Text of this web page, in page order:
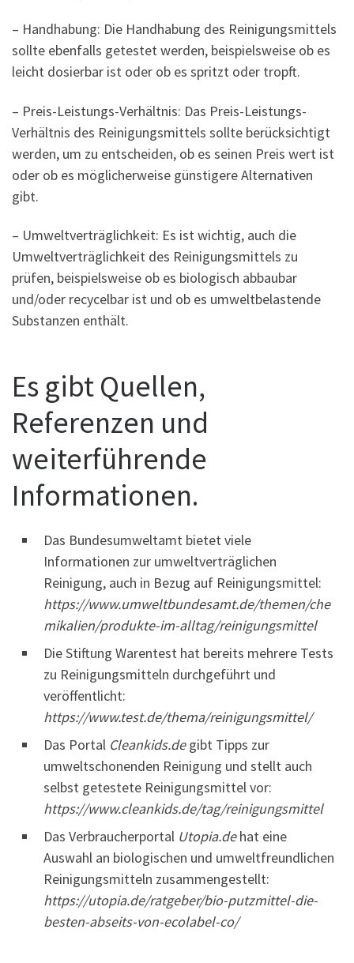
– Handhabung: Die Handhabung des Reinigungsmittels
sollte ebenfalls getestet werden, beispielsweise ob es
leicht dosierbar ist oder ob es spritzt oder tropft.
– Preis-Leistungs-Verhältnis: Das Preis-Leistungs-
Verhältnis des Reinigungsmittels sollte berücksichtigt
werden, um zu entscheiden, ob es seinen Preis wert ist
oder ob es möglicherweise günstigere Alternativen
gibt.
– Umweltverträglichkeit: Es ist wichtig, auch die
Umweltverträglichkeit des Reinigungsmittels zu
prüfen, beispielsweise ob es biologisch abbaubar
und/oder recycelbar ist und ob es umweltbelastende
Substanzen enthält.
Es gibt Quellen,
Referenzen und
weiterführende
Informationen.
Das Bundesumweltamt bietet viele
Informationen zur umweltverträglichen
Reinigung, auch in Bezug auf Reinigungsmittel:
https://www.umweltbundesamt.de/themen/che
mikalien/produkte-im-alltag/reinigungsmittel
Die Stiftung Warentest hat bereits mehrere Tests
zu Reinigungsmitteln durchgeführt und
veröffentlicht:
https://www.test.de/thema/reinigungsmittel/
Das Portal Cleankids.degibt Tipps zur
umweltschonenden Reinigung und stellt auch
selbst getestete Reinigungsmittel vor:
https://www.cleankids.de/tag/reinigungsmittel
Das Verbraucherportal Utopia.dehat eine
Auswahl an biologischen und umweltfreundlichen
Reinigungsmitteln zusammengestellt:
https://utopia.de/ratgeber/bio-putzmittel-die-
besten-abseits-von-ecolabel-co/